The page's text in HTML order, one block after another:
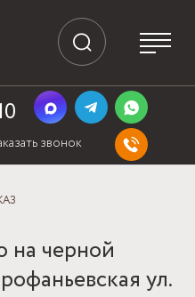
звонок
на черной
ул.